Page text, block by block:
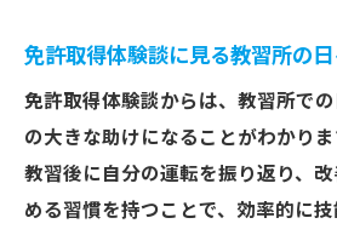
免許取得体験談に見る教習所の
免許取得体験談からは、教習所で
の大きな助けになることがわかり
教習後に自分の運転を振り返り、
める習慣を持つことで、効率的に